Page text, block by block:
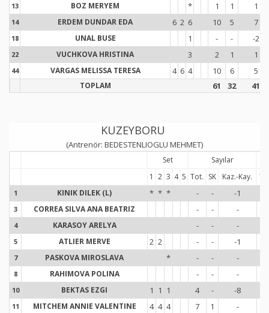
13 BOZ MERYEM * 1 1 1
14 ERDEM DUNDAR EDA 6 2 6 10 5 7
18 UNAL BUSE 1 - - -2
22 VUCHKOVA HRISTINA 3 2 1 1
44 VARGAS MELISSA TERESA 4 6 4 10 6 5
TOPLAM 61 32 41
KUZEYBORU
(Antrenör: BEDESTENLIOGLU MEHMET)
Set
Sayılar
1 2 3 4 5 Tot. SK Kaz.-Kay.
1 KINIK DILEK (L) * * * - - -1
3 CORREA SILVA ANA BEATRIZ - - -
4 KARASOY ARELYA - - -
5 ATLIER MERVE 2 2 - - -1
7 PASKOVA MIROSLAVA * - - -
8 RAHIMOVA POLINA - - -
10 BEKTAS EZGI 1 1 1 4 - -8
11 MITCHEM ANNIE VALENTINE 4 4 4 7 1 -